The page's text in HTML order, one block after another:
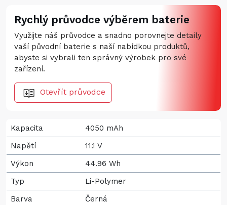
Rychlý průvodce výběrem baterie
Využijte náš průvodce a snadno porovnejte detaily
vaší původní baterie s naší nabídkou produktů,
abyste si vybrali ten správný výrobek pro své
zařízení.
Otevřít průvodce
Kapacita
4050 mAh
Napětí
11.1 V
Výkon
44.96 Wh
Typ
Li-Polymer
Barva
Černá